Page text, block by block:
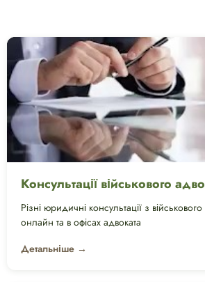
Консультації військового
Різні юридичні консультації з
онлайн та в офісах адвоката
Детальніше →